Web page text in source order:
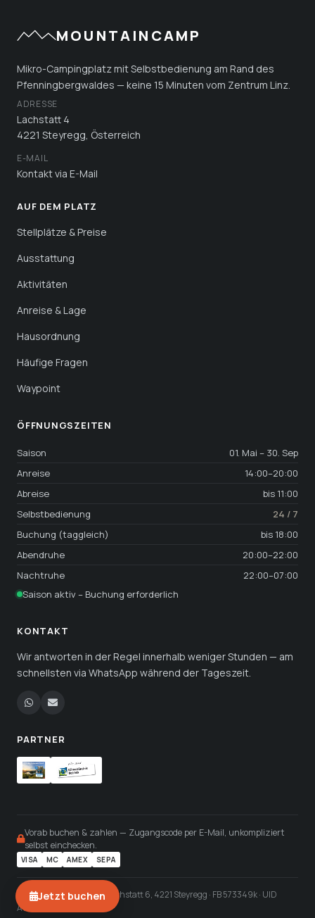
Jetzt buchen
MOUNTAINCAMP
Mikro-Campingplatz mit Selbstbedienung am Rand des
Pfenningbergwaldes — keine 15 Minuten vom Zentrum Linz.
ADRESSE
Lachstatt 4
4221 Steyregg, Österreich
E-MAIL
Kontakt via E-Mail
AUF DEM PLATZ
Stellplätze & Preise
Ausstattung
Aktivitäten
Anreise & Lage
Hausordnung
Häufige Fragen
Waypoint
ÖFFNUNGS­ZEITEN
Saison
01. Mai – 30. Sep
Anreise
14:00–20:00
Abreise
bis 11:00
Selbstbedienung
24 / 7
Buchung (taggleich)
bis 18:00
Abendruhe
20:00–22:00
Nachtruhe
22:00–07:00
Saison aktiv – Buchung erforderlich
KONTAKT
Wir antworten in der Regel innerhalb weniger Stunden — am
schnellsten via WhatsApp während der Tageszeit.
PARTNER
Vorab buchen & zahlen — Zugangscode per E-Mail, unkompliziert
selbst einchecken.
VISA MC AMEX SEPA
© Mountaincamp e.U. · Lachstatt 6, 4221 Steyregg · FB 573349k · UID
ATU67837246